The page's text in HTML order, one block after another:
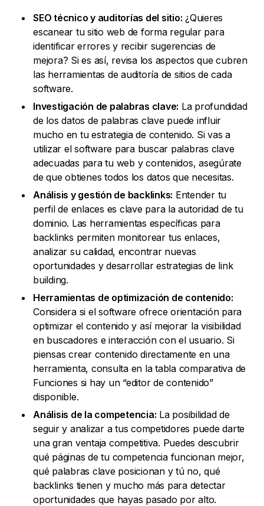
SEO técnico y auditorías del sitio: ¿Quieres
escanear tu sitio web de forma regular para
identificar errores y recibir sugerencias de
mejora? Si es así, revisa los aspectos que cubren
las herramientas de auditoría de sitios de cada
software.
Investigación de palabras clave: La profundidad
de los datos de palabras clave puede influir
mucho en tu estrategia de contenido. Si vas a
utilizar el software para buscar palabras clave
adecuadas para tu web y contenidos, asegúrate
de que obtienes todos los datos que necesitas.
Análisis y gestión de backlinks: Entender tu
perfil de enlaces es clave para la autoridad de tu
dominio. Las herramientas específicas para
backlinks permiten monitorear tus enlaces,
analizar su calidad, encontrar nuevas
oportunidades y desarrollar estrategias de link
building.
Herramientas de optimización de contenido:
Considera si el software ofrece orientación para
optimizar el contenido y así mejorar la visibilidad
en buscadores e interacción con el usuario. Si
piensas crear contenido directamente en una
herramienta, consulta en la tabla comparativa de
Funciones si hay un “editor de contenido”
disponible.
Análisis de la competencia: La posibilidad de
seguir y analizar a tus competidores puede darte
una gran ventaja competitiva. Puedes descubrir
qué páginas de tu competencia funcionan mejor,
qué palabras clave posicionan y tú no, qué
backlinks tienen y mucho más para detectar
oportunidades que hayas pasado por alto.